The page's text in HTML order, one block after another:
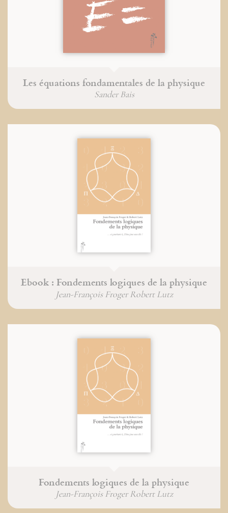
Les équations fondamentales de la physique
Sander Bais
Ebook : Fondements logiques de la physique
Jean-François Froger Robert Lutz
Fondements logiques de la physique
Jean-François Froger Robert Lutz